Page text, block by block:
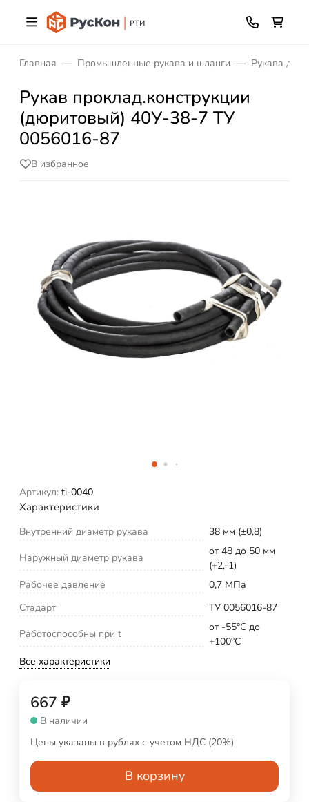
Главная Промышленные рукава и шланги Рукава
Рукав проклад.конструкции
(дюритовый) 40У-38-7 ТУ
0056016-87
В избранное
Артикул: ti-0040
Характеристики
Внутренний диаметр рукава
38 мм (±0,8)
Наружный диаметр рукава
от 48 до 50 мм
(+2,-1)
Рабочее давление
0,7 МПа
Стадарт
ТУ 0056016-87
Работоспособны при t
от -55°С до
+100°С
Все характеристики
667 ₽
В наличии
Цены указаны в рублях с учетом НДС (20%)
В корзину